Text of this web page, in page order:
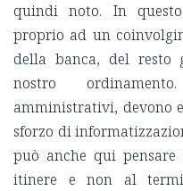
quindi noto. In
proprio ad un
della banca, del resto
nostro
amministrativi, devono
sforzo di
può anche qui
itinere e non al